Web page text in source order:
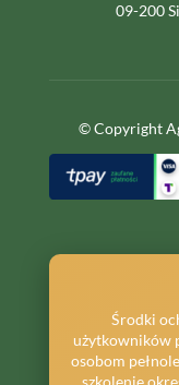
09-200
© Copyright
Środki
użytkowników
osobom
szkolenie